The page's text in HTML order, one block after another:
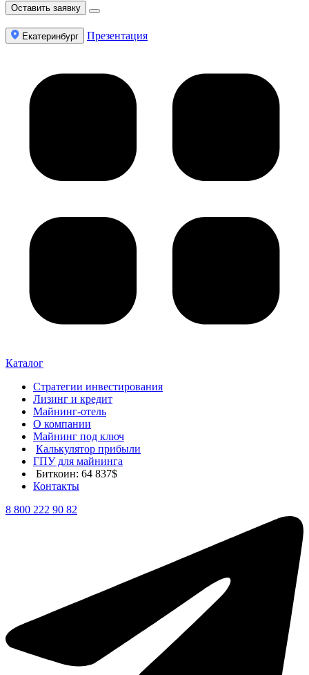
Оставить заявку
Екатеринбург Презентация
Каталог
Стратегии инвестирования
Лизинг и кредит
Майнинг-отель
О компании
Майнинг под ключ
Калькулятор прибыли
ГПУ для майнинга
Биткоин: 64 837$
Контакты
8 800 222 90 82